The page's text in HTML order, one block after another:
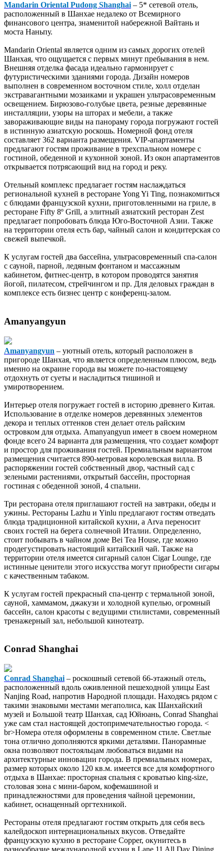
Mandarin Oriental Pudong Shanghai – 5* сетевой отель,
расположенный в Шанхае недалеко от Всемирного
финансового центра, знаменитой набережной Вайтань и
моста Наньпу.
Mandarin Oriental является одним из самых дорогих отелей
Шанхая, что ощущается с первых минут пребывания в нем.
Внешняя отделка фасада идеально гармонирует с
футуристическими зданиями города. Дизайн номеров
выполнен в современном восточном стиле, холл отделан
экстравагантными мозаиками и украшен ультрасовременным
освещением. Бирюзово-голубые цвета, резные деревянные
инсталляции, узоры на шторах и мебели, а также
завораживающие виды на панораму города погружают гостей
в истинную азиатскую роскошь. Номерной фонд отеля
составляет 362 варианта размещения. VIP-апартаменты
предлагают гостям проживание в трехспальном номере с
гостиной, обеденной и кухонной зоной. Из окон апартаментов
открывается потрясающий вид на город и реку.
Отельный комплекс предлагает гостям наслаждаться
региональной кухней в ресторане Yong Yi Ting, познакомиться
с блюдами французской кухни, приготовленными на гриле, в
ресторане Fifty 8º Grill, а элитный азиатский ресторан Zest
предлагает попробовать блюда Юго-Восточной Азии. Также
на территории отеля есть бар, чайный салон и кондитерская со
свежей выпечкой.
К услугам гостей два бассейна, ультрасовременный спа-салон
с сауной, парной, ледяным фонтаном и массажным
кабинетом, фитнес-центр, в котором проводятся занятия
йогой, пилатесом, стрейчингом и пр. Для деловых граждан в
комплексе есть бизнес центр с конференц-залом.
Amanyangyun
Amanyangyun – уютный отель, который расположен в
пригороде Шанхая, что является определенным плюсом, ведь
именно на окраине города вы можете по-настоящему
отдохнуть от суеты и насладиться тишиной и
умиротворением.
Интерьер отеля погружает гостей в историю древнего Китая.
Использование в отделке номеров деревянных элементов
декора и теплых оттенков стен делает отель райским
островком для отдыха. Amanyangyun имеет в своем номерном
фонде всего 24 варианта для размещения, что создает комфорт
и простор для проживания гостей. Премиальным вариантом
размещения считается 890-метровая королевская вилла. В
распоряжении гостей собственный двор, частный сад с
зелеными растениями, открытый бассейн, просторная
гостиная с обеденной зоной, 4 спальни.
Три ресторана отеля приглашают гостей на завтраки, обеды и
ужины. Рестораны Lazhu и Yinlu предлагают гостям отведать
блюда традиционной китайской кухни, а Arva переносит
своих гостей на берега солнечной Италии. Определенно,
стоит побывать в чайном доме Bei Tea House, где можно
продегустировать настоящий китайский чай. Также на
территории отеля имеется сигарный салон Cigar Lounge, где
истинные ценители этого искусства могут приобрести сигары
с качественным табаком.
К услугам гостей прекрасный спа-центр с термальной зоной,
сауной, хаммамом, джакузи и холодной купелью, огромный
бассейн, салон красоты с ведущими стилистами, современный
тренажерный зал, небольшой кинотеатр.
Conrad Shanghai
Conrad Shanghai – роскошный сетевой 66-этажный отель,
расположенный вдоль оживленной пешеходной улицы East
Nanjing Road, напротив Народной площади. Находясь рядом с
такими знаковыми местами мегаполиса, как Шанхайский
музей и Большой театр Шанхая, сад Юйюань, Conrad Shanghai
уже сам стал настоящей достопримечательностью города. <
br>Номера отеля оформлены в современном стиле. Светлые
тона отлично дополняются яркими деталями. Панорамные
окна позволяют постояльцам любоваться видами на
архитектурные инновации города. В премиальных номерах,
размер которых около 120 кв.м. имеется все для комфортного
отдыха в Шанхае: просторная спальня с кроватью king-size,
столовая зона с мини-баром, кофемашиной и
принадлежностями для проведения чайной церемонии,
кабинет, оснащенный оргтехникой.
Рестораны отеля предлагают гостям открыть для себя весь
калейдоскоп интернациональных вкусов. Отведайте
французскую кухню в ресторане Copper, окунитесь в
разнообразие международной кухни в Lane 11 All Day Dining